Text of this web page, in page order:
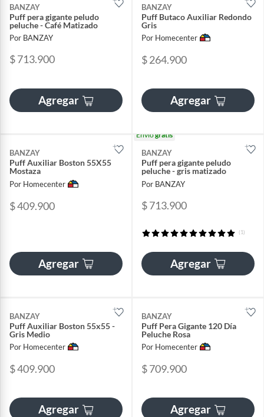
BANZAY
Puff pera gigante peludo
peluche - Café Matizado
Por BANZAY
$ 713.900
Agregar
BANZAY
Puff Butaco Auxiliar Redondo
Gris
Por Homecenter
$ 264.900
Agregar
BANZAY
Puff Auxiliar Boston 55X55
Mostaza
Por Homecenter
$ 409.900
Agregar
Envíogratis
BANZAY
Puff pera gigante peludo
peluche - gris matizado
Por BANZAY
$ 713.900
(1)
Agregar
BANZAY
Puff Auxiliar Boston 55x55 -
Gris Medio
Por Homecenter
$ 409.900
Agregar
BANZAY
Puff Pera Gigante 120 Día
Peluche Rosa
Por Homecenter
$ 709.900
Agregar